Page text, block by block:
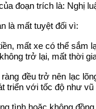
đoạn trích là: Nghị
là mất tuyệt đối vì:
mất xe có thể sắm
trở lại, mất thời
đều trở nên lạc
triển với tốc độ như